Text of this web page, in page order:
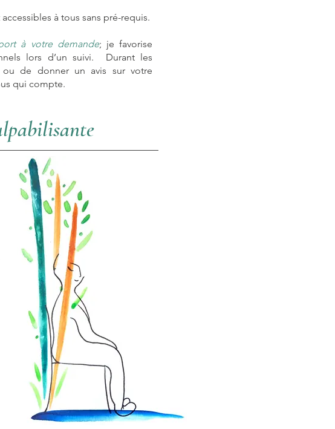
à tous sans pré-requis.
à votre demande; je favorise
lors d’un suivi. Durant les
ou de donner un avis sur votre
qui compte.